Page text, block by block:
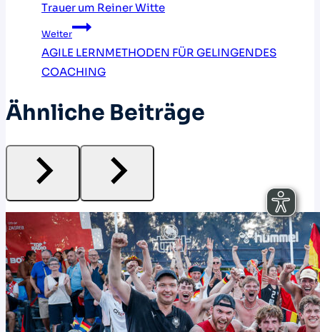
Trauer um Reiner Witte
Weiter
AGILE LERNMETHODEN FÜR GELINGENDES
COACHING
Ähnliche Beiträge